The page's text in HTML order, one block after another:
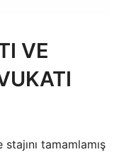
VE
tamamlamış